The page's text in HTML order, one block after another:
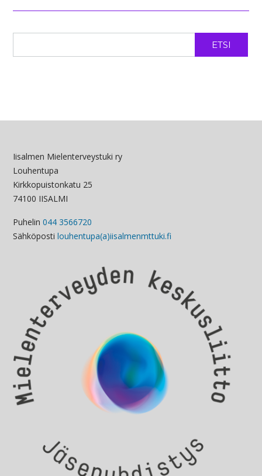
ETSI
Iisalmen Mielenterveystuki ry
Louhentupa
Kirkkopuistonkatu 25
74100 IISALMI
Puhelin 044 3566720
Sähköposti louhentupa(a)iisalmenmttuki.fi